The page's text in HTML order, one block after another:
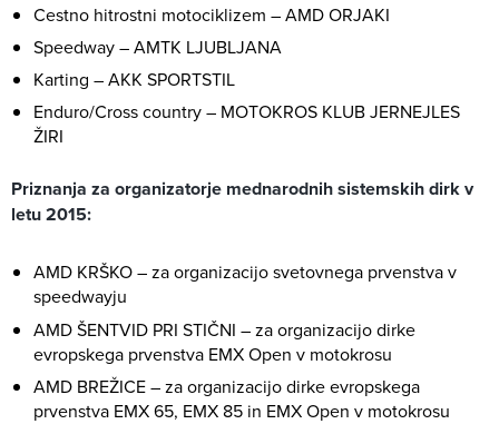
Cestno hitrostni motociklizem – AMD ORJAKI
Speedway – AMTK LJUBLJANA
Karting – AKK SPORTSTIL
Enduro/Cross country – MOTOKROS KLUB JERNEJLES
ŽIRI
Priznanja za organizatorje mednarodnih sistemskih dirk v
letu 2015:
AMD KRŠKO – za organizacijo svetovnega prvenstva v
speedwayju
AMD ŠENTVID PRI STIČNI – za organizacijo dirke
evropskega prvenstva EMX Open v motokrosu
AMD BREŽICE – za organizacijo dirke evropskega
prvenstva EMX 65, EMX 85 in EMX Open v motokrosu